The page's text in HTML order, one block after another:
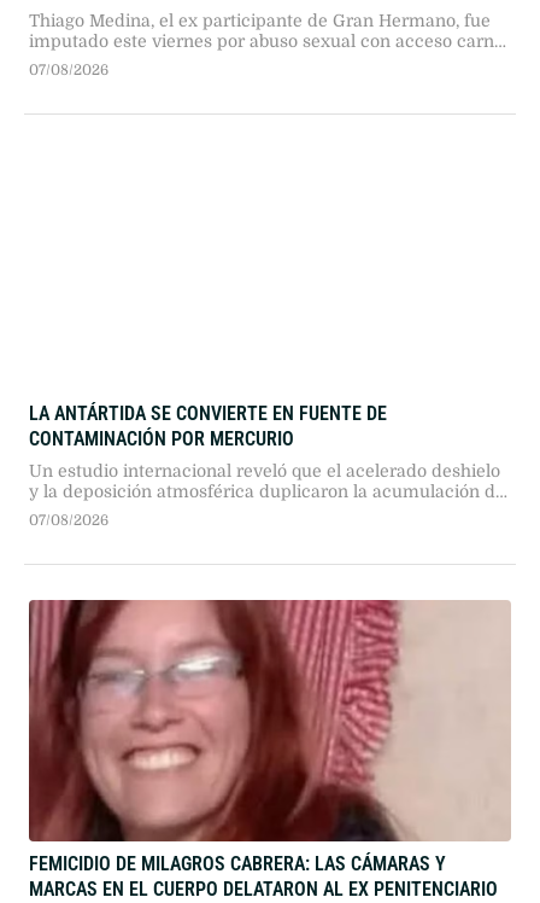
Thiago Medina, el ex participante de Gran Hermano, fue
imputado este viernes por abuso sexual con acceso carnal
tras la denuncia de su prima Iara Agustina Ledesma. La
07/08/2026
LA ANTÁRTIDA SE CONVIERTE EN FUENTE DE
CONTAMINACIÓN POR MERCURIO
Un estudio internacional reveló que el acelerado deshielo
y la deposición atmosférica duplicaron la acumulación de
mercurio en la Península Antártica. El fenómeno
07/08/2026
FEMICIDIO DE MILAGROS CABRERA: LAS CÁMARAS Y
MARCAS EN EL CUERPO DELATARON AL EX PENITENCIARIO